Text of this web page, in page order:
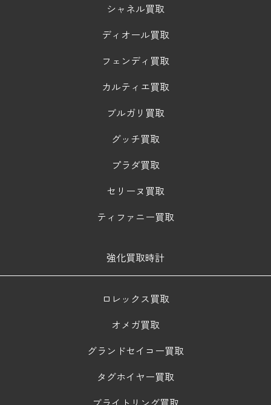
シャネル買取
ディオール買取
フェンディ買取
カルティエ買取
ブルガリ買取
グッチ買取
プラダ買取
セリーヌ買取
ティファニー買取
強化買取時計
ロレックス買取
オメガ買取
グランドセイコー買取
タグホイヤー買取